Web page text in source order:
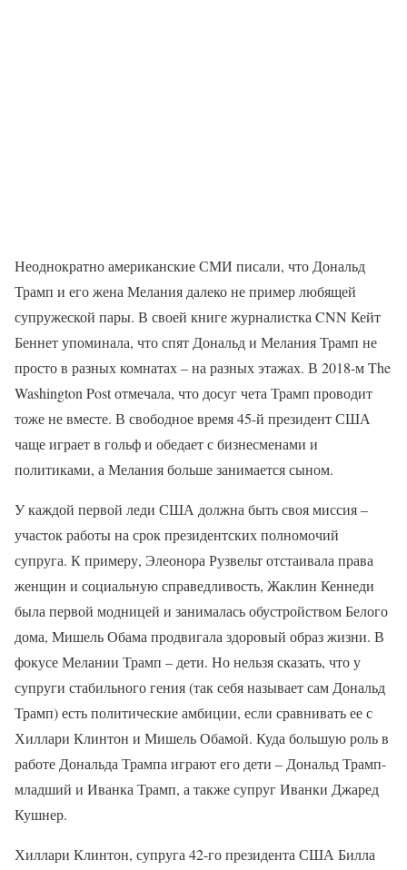
Неоднократно американские СМИ писали, что Дональд
Трамп и его жена Мелания далеко не пример любящей
супружеской пары. В своей книге журналистка CNN Кейт
Беннет упоминала, что спят Дональд и Мелания Трамп не
просто в разных комнатах – на разных этажах. В 2018-м The
Washington Post отмечала, что досуг чета Трамп проводит
тоже не вместе. В свободное время 45-й президент США
чаще играет в гольф и обедает с бизнесменами и
политиками, а Мелания больше занимается сыном.
У каждой первой леди США должна быть своя миссия –
участок работы на срок президентских полномочий
супруга. К примеру, Элеонора Рузвельт отстаивала права
женщин и социальную справедливость, Жаклин Кеннеди
была первой модницей и занималась обустройством Белого
дома, Мишель Обама продвигала здоровый образ жизни. В
фокусе Мелании Трамп – дети. Но нельзя сказать, что у
супруги стабильного гения (так себя называет сам Дональд
Трамп) есть политические амбиции, если сравнивать ее с
Хиллари Клинтон и Мишель Обамой. Куда большую роль в
работе Дональда Трампа играют его дети – Дональд Трамп-
младший и Иванка Трамп, а также супруг Иванки Джаред
Кушнер.
Хиллари Клинтон, супруга 42-го президента США Билла